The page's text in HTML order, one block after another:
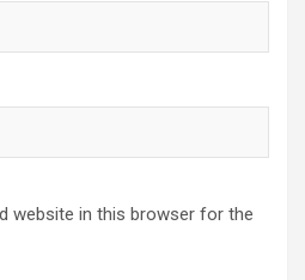
website in this browser for the